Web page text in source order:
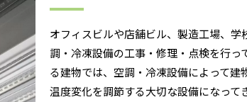
オフィスビルや店舗ビル、製造工場、
調・冷凍設備の工事・修理・点検を行っ
る建物では、空調・冷凍設備によって建
温度変化を調節する大切な設備になって